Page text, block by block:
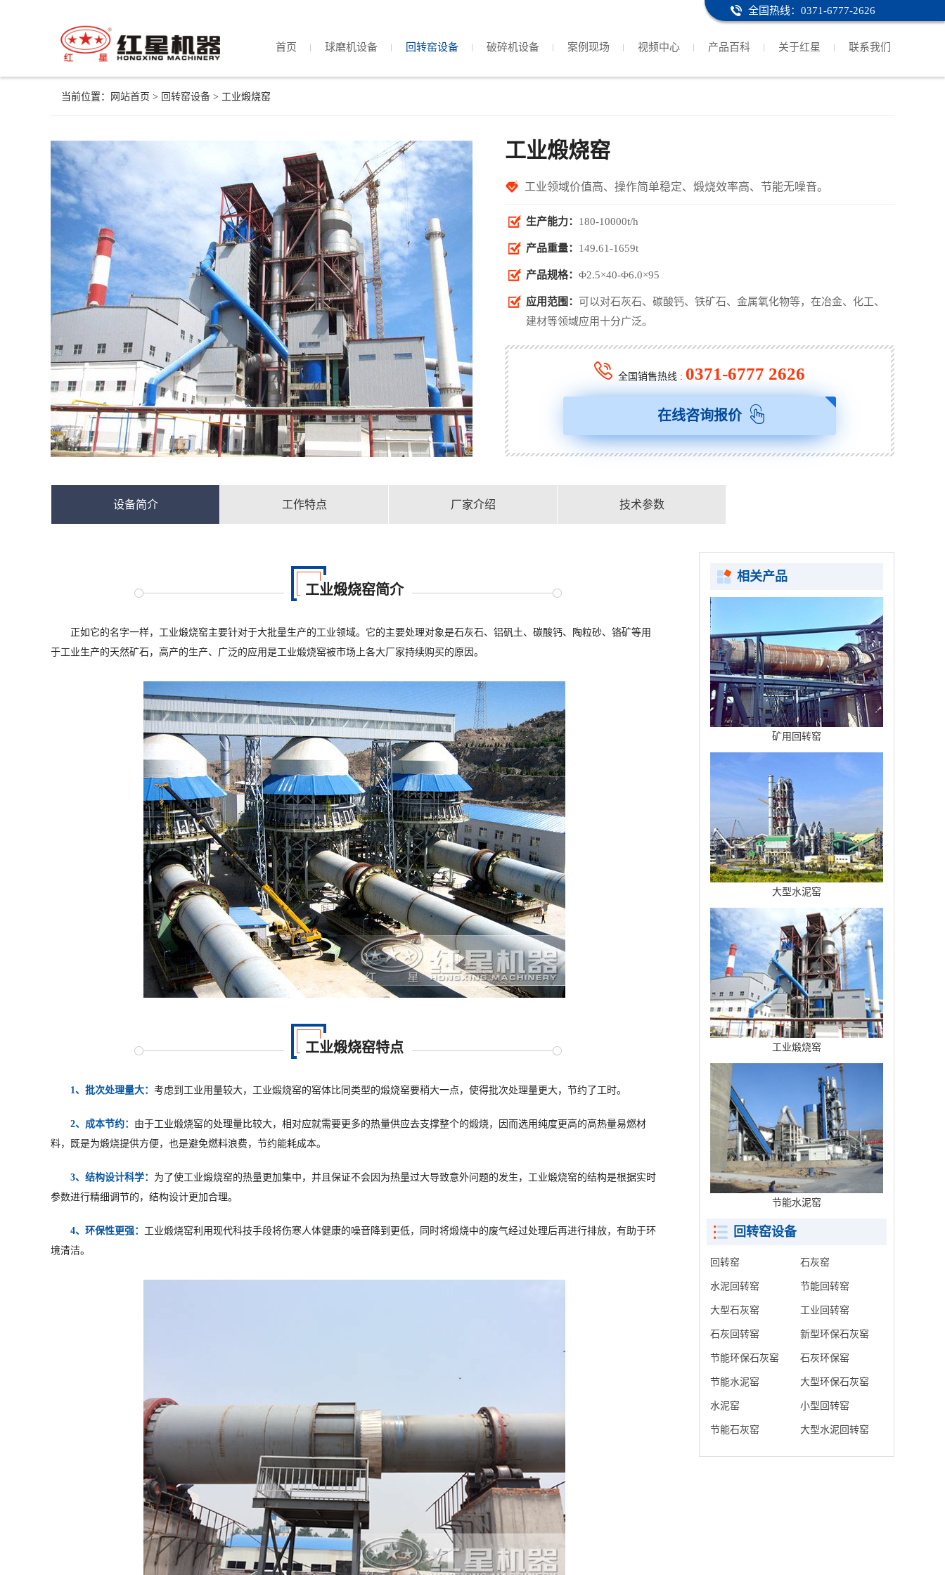
全国热线：0371-6777-2626
首页 球磨机设备 回转窑设备 破碎机设备 案例现场 视频中心 产品百科 关于红星 联系我们
当前位置： 网站首页 > 回转窑设备 > 工业煅烧窑
工业煅烧窑
工业领域价值高、操作简单稳定、煅烧效率高、节能无噪音。
生产能力： 180-10000t/h
产品重量： 149.61-1659t
产品规格： Φ2.5×40-Φ6.0×95
应用范围：
可以对石灰石、碳酸钙、铁矿石、金属氧化物等，在冶金、化工、
建材等领域应用十分广泛。
全国销售热线 : 0371-6777 2626
在线咨询报价
设备简介 工作特点 厂家介绍 技术参数
工业煅烧窑简介
正如它的名字一样，工业煅烧窑主要针对于大批量生产的工业领域。它的主要处理对象是石灰石、铝矾土、碳酸钙、陶粒砂、铬矿等用
于工业生产的天然矿石，高产的生产、广泛的应用是工业煅烧窑被市场上各大厂家持续购买的原因。
工业煅烧窑特点
1、批次处理量大： 考虑到工业用量较大，工业煅烧窑的窑体比同类型的煅烧窑要稍大一点，使得批次处理量更大，节约了工时。
2、成本节约： 由于工业煅烧窑的处理量比较大，相对应就需要更多的热量供应去支撑整个的煅烧，因而选用纯度更高的高热量易燃材
料，既是为煅烧提供方便，也是避免燃料浪费，节约能耗成本。
3、结构设计科学： 为了使工业煅烧窑的热量更加集中，并且保证不会因为热量过大导致意外问题的发生，工业煅烧窑的结构是根据实时
参数进行精细调节的，结构设计更加合理。
4、环保性更强： 工业煅烧窑利用现代科技手段将伤寒人体健康的噪音降到更低，同时将煅烧中的废气经过处理后再进行排放，有助于环
境清洁。
相关产品
矿用回转窑
大型水泥窑
工业煅烧窑
节能水泥窑
回转窑设备
回转窑 石灰窑
水泥回转窑 节能回转窑
大型石灰窑 工业回转窑
石灰回转窑 新型环保石灰窑
节能环保石灰窑 石灰环保窑
节能水泥窑 大型环保石灰窑
水泥窑 小型回转窑
节能石灰窑 大型水泥回转窑